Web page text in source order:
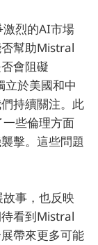
烈的AI市場
幫助Mistral
會阻礙
於美國和中
持續關注。此
些倫理方面
擊。這些問題
事，也反映
看到Mistral
帶來更多可能